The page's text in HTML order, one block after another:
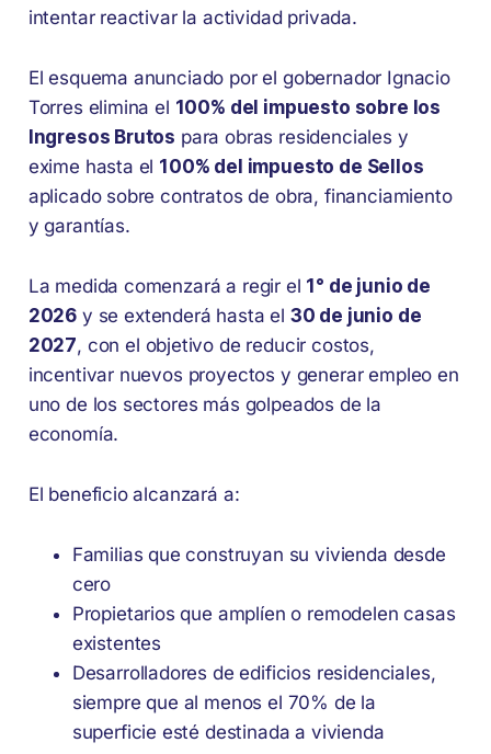
intentar reactivar la actividad privada.
El esquema anunciado por el gobernador Ignacio
Torres elimina el 100% del impuesto sobre los
Ingresos Brutos para obras residenciales y
exime hasta el 100% del impuesto de Sellos
aplicado sobre contratos de obra, financiamiento
y garantías.
La medida comenzará a regir el 1° de junio de
2026 y se extenderá hasta el 30 de junio de
2027, con el objetivo de reducir costos,
incentivar nuevos proyectos y generar empleo en
uno de los sectores más golpeados de la
economía.
El beneficio alcanzará a:
Familias que construyan su vivienda desde
cero
Propietarios que amplíen o remodelen casas
existentes
Desarrolladores de edificios residenciales,
siempre que al menos el 70% de la
superficie esté destinada a vivienda